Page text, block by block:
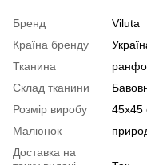
Бренд
Viluta
Країна бренду
Тканина
Склад тканини
Розмір виробу
45х45
Малюнок
Доставка на